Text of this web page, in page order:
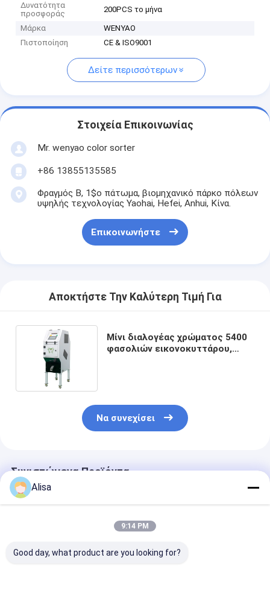
Δυνατότητα
προσφοράς
200PCS το μήνα
Μάρκα
WENYAO
Πιστοποίηση
CE & ISO9001
Δείτε περισσότερων
Στοιχεία Επικοινωνίας
Mr. wenyao color sorter
+86 13855135585
Φραγμός Β, 1$ο πάτωμα, βιομηχανικό πάρκο πόλεων
υψηλής τεχνολογίας Yaohai, Hefei, Anhui, Κίνα.
Επικοινωνήστε
Αποκτήστε Την Καλύτερη Τιμή Για
Μίνι διαλογέας χρώματος 5400
φασολιών εικονοκυττάρου,
Να συνεχίσει
Συνιστώμενα Προϊόντα
Alisa
9:14 PM
Good day, what product are you looking for?